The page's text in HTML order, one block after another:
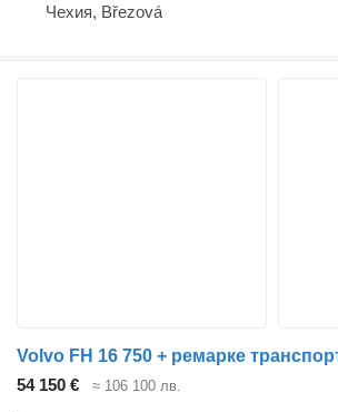
Чехия, Březová
Volvo FH 16 750 + ремарке
54 150 €
≈ 106 100 лв.